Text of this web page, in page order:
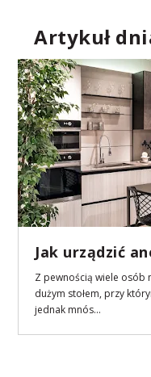
Artykuł
Jak urządzić
Z pewnością wiele osób
dużym stołem, przy
jednak mnós...